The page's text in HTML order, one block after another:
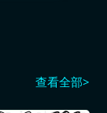
查看全部>